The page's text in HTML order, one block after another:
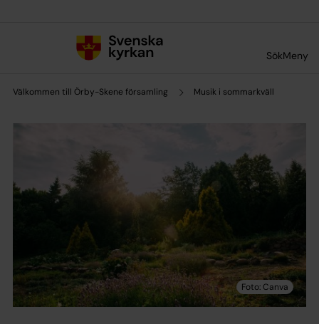
SökMeny
Välkommen till Örby-Skene församling Musik i sommarkväll